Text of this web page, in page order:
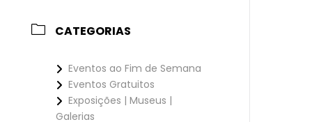
CATEGORIAS
Eventos ao Fim de Semana
Eventos Gratuitos
Exposições | Museus |
Galerias